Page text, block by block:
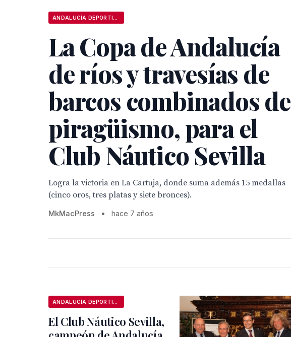
La Copa de Andalucía
de ríos y travesías de
barcos combinados de
piragüismo, para el
Club Náutico Sevilla
Logra la victoria en La Cartuja, donde suma además 15 medallas
(cinco oros, tres platas y siete bronces).
MkMacPress • hace 7 años
El Club Náutico Sevilla,